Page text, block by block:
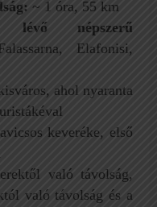
~ 1 óra, 55 km
lévő népszerű
Elafonisi,
ahol nyaranta
keveréke, első
való távolság,
való távolság és a